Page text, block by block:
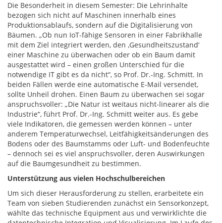
Die Besonderheit in diesem Semester: Die Lehrinhalte
bezogen sich nicht auf Maschinen innerhalb eines
Produktionsablaufs, sondern auf die Digitalisierung von
Bäumen. „Ob nun IoT-fähige Sensoren in einer Fabrikhalle
mit dem Ziel integriert werden, den ,Gesundheitszustand‘
einer Maschine zu überwachen oder ob ein Baum damit
ausgestattet wird – einen großen Unterschied für die
notwendige IT gibt es da nicht“, so Prof. Dr.-Ing. Schmitt. In
beiden Fällen werde eine automatische E-Mail versendet,
sollte Unheil drohen. Einen Baum zu überwachen sei sogar
anspruchsvoller: „Die Natur ist weitaus nicht-linearer als die
Industrie“, führt Prof. Dr.-Ing. Schmitt weiter aus. Es gebe
viele Indikatoren, die gemessen werden können – unter
anderem Temperaturwechsel, Leitfähigkeitsänderungen des
Bodens oder des Baumstamms oder Luft- und Bodenfeuchte
– dennoch sei es viel anspruchsvoller, deren Auswirkungen
auf die Baumgesundheit zu bestimmen.
Unterstützung aus vielen Hochschulbereichen
Um sich dieser Herausforderung zu stellen, erarbeitete ein
Team von sieben Studierenden zunächst ein Sensorkonzept,
wählte das technische Equipment aus und verwirklichte die